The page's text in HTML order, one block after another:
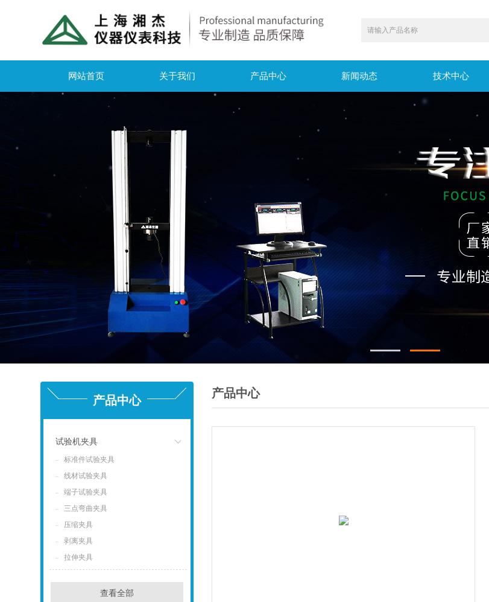
网站首页 关于我们 产品中心 新闻动态 技术中心
产品中心
试验机夹具
标准件试验夹具
线材试验夹具
端子试验夹具
三点弯曲夹具
压缩夹具
剥离夹具
拉伸夹具
查看全部
产品中心